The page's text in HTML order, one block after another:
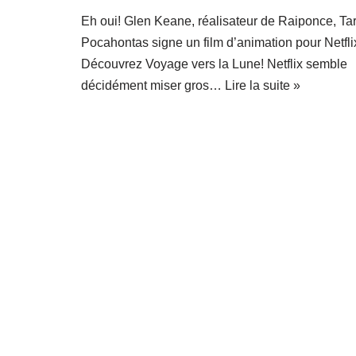
Eh oui! Glen Keane, réalisateur de Raiponce,
Pocahontas signe un film d’animation pour
Découvrez Voyage vers la Lune! Netflix semble
décidément miser gros… Lire la suite »